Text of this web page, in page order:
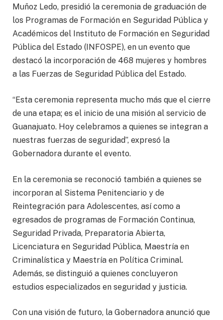
Muñoz Ledo, presidió la ceremonia de graduación de
los Programas de Formación en Seguridad Pública y
Académicos del Instituto de Formación en Seguridad
Pública del Estado (INFOSPE), en un evento que
destacó la incorporación de 468 mujeres y hombres
a las Fuerzas de Seguridad Pública del Estado.
“Esta ceremonia representa mucho más que el cierre
de una etapa; es el inicio de una misión al servicio de
Guanajuato. Hoy celebramos a quienes se integran a
nuestras fuerzas de seguridad”, expresó la
Gobernadora durante el evento.
En la ceremonia se reconoció también a quienes se
incorporan al Sistema Penitenciario y de
Reintegración para Adolescentes, así como a
egresados de programas de Formación Continua,
Seguridad Privada, Preparatoria Abierta,
Licenciatura en Seguridad Pública, Maestría en
Criminalística y Maestría en Política Criminal.
Además, se distinguió a quienes concluyeron
estudios especializados en seguridad y justicia.
Con una visión de futuro, la Gobernadora anunció que